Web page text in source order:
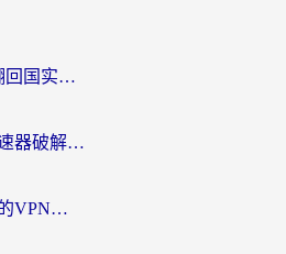
海外党别再踩坑！vpn翻回国实用指南——选对加速器，国内资源无缝用
海外党别踩坑！免费加速器破解版真的能用？教你无缝访问国内资源的正确姿势
海外党必看：免费好用的VPN？不如选对转国内加速器实现无缝追剧